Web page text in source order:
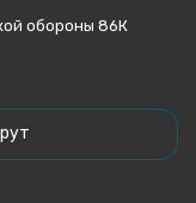
обороны 86К